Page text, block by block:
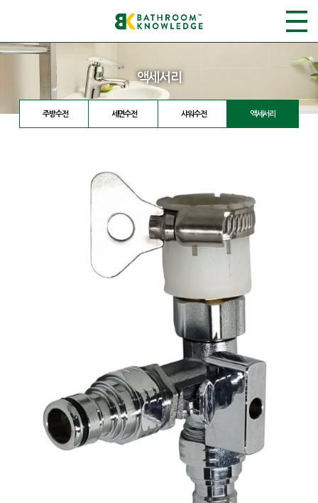
액세서리
주방수전 세면수전 샤워수전 액세서리